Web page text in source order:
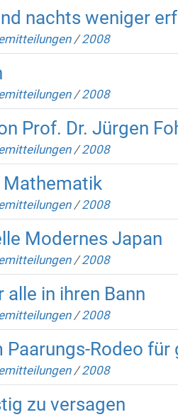
nachts weniger
/2008
/2008
Prof. Dr. Jürgen
/2008
Mathematik
/2008
Modernes Japan
/2008
in ihren Bann
/2008
Rodeo für
/2008
zu versagen